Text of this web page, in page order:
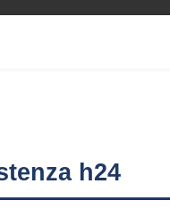
h24